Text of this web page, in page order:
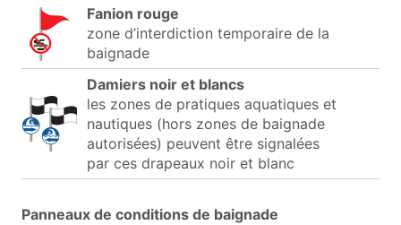
Fanion rouge
zone d’interdiction temporaire de la
baignade
Damiers noir et blancs
les zones de pratiques aquatiques et
nautiques (hors zones de baignade
autorisées) peuvent être signalées
par ces drapeaux noir et blanc
Panneaux de conditions de baignade